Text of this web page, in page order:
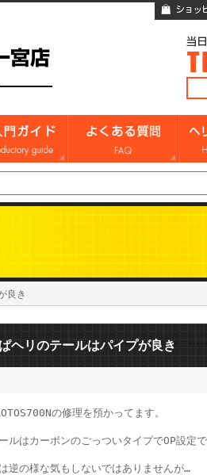
良き
ヘリのテールはパイプが良き
の修理を預かってます。
ルはカーボンのごっついタイプでOP設定
逆の様な気もしないではありませんが…